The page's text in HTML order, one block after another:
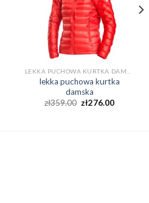
lekka puchowa kurtka
damska
zł359.00 zł276.00